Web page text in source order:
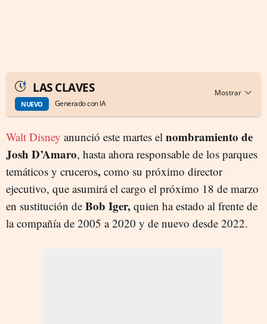
LAS CLAVES
NUEVO Generado con IA
Walt Disney anunció este martes el nombramiento de
Josh D’Amaro, hasta ahora responsable de los parques
temáticos y cruceros, como su próximo director
ejecutivo, que asumirá el cargo el próximo 18 de marzo
en sustitución de Bob Iger, quien ha estado al frente de
la compañía de 2005 a 2020 y de nuevo desde 2022.